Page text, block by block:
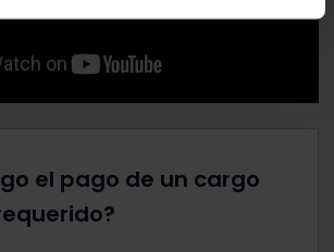
el pago de un cargo